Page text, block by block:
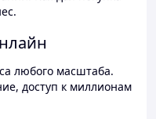
любого масштаба.
доступ к миллионам